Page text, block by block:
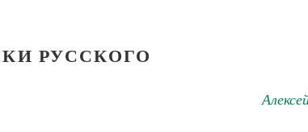
РУССКОГО